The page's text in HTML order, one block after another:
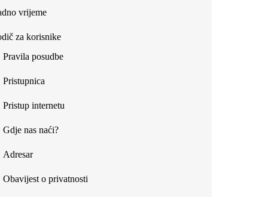
external)
vrijeme
za korisnike
Pravila posudbe
Pristupnica
Pristup internetu
Gdje nas naći?
Adresar
Obavijest o privatnosti